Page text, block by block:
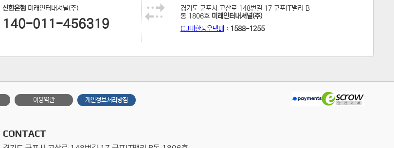
신한은행미래인터내셔널(주)
140-011-456319
경기도 군포시 고산로 148번길 17 군포IT밸리 B
동 1806호 미래인터내셔널(주)
CJ대한통운택배 : 1588-1255
이용약관 개인정보처리방침
CONTACT